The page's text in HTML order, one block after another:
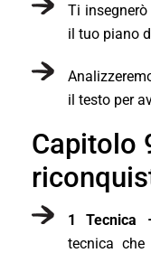
Ti
il tuo piano
il testo per
Capitolo
1 Tecnica
tecnica